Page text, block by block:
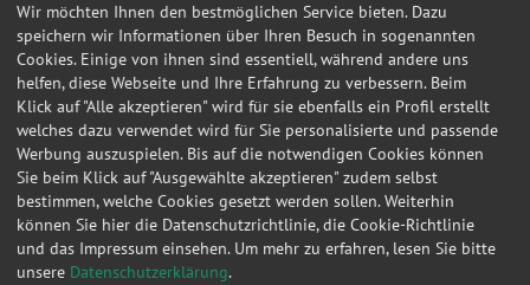
|Zahnriemen / Steuerkette|Bremsen|Kupplung|Inspektion |
Zylinderkopfdichtung|Fahrwerk & Stoßdämpfer|Radlager|Ölwechsel
Auspuff|Anhängerkupplung|
Werkstattanfragen für
|Vw| Opel|Audi|Ford|Renault|Bmw|Mercedes-benz| Peugeot |Fiat|
Werkstattanfragen in
|Berlin|Hamburg|München|Düsseldorf|Dortmund |Essen|Leipzig|
Frankfurt am Main|Stuttgart|
Datum Autohersteller Kfz-Modell Kfz-Typ
10.11.2016 09:42:42 Chevrolet Kalos 1.2 S
Wir möchten Ihnen den bestmöglichen Service bieten. Dazu
speichern wir Informationen über Ihren Besuch in sogenannten
Cookies. Einige von ihnen sind essentiell, während andere uns
helfen, diese Webseite und Ihre Erfahrung zu verbessern. Beim
Klick auf "Alle akzeptieren" wird für sie ebenfalls ein Profil erstellt
welches dazu verwendet wird für Sie personalisierte und passende
Werbung auszuspielen. Bis auf die notwendigen Cookies können
Sie beim Klick auf "Ausgewählte akzeptieren" zudem selbst
bestimmen, welche Cookies gesetzt werden sollen. Weiterhin
können Sie hier die Datenschutzrichtlinie, die Cookie-Richtlinie
und das Impressum einsehen. Um mehr zu erfahren, lesen Sie bitte
unsere Datenschutzerklärung.